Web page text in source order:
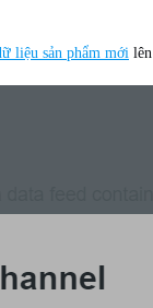
liệu sản phẩm mới lên